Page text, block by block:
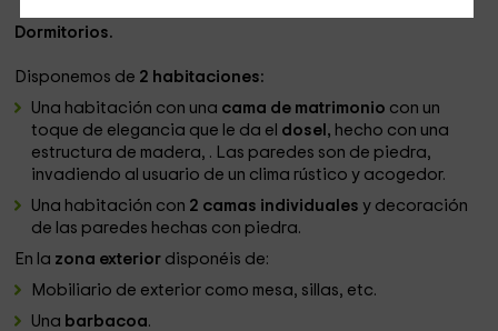
Dormitorios.
Disponemos de 2 habitaciones:
Una habitación con una cama de matrimonio con un
toque de elegancia que le da el dosel, hecho con una
estructura de madera, . Las paredes son de piedra,
invadiendo al usuario de un clima rústico y acogedor.
Una habitación con 2 camas individualesy decoración
de las paredes hechas con piedra.
En la zona exterior disponéis de:
Mobiliario de exterior como mesa, sillas, etc.
Una barbacoa.